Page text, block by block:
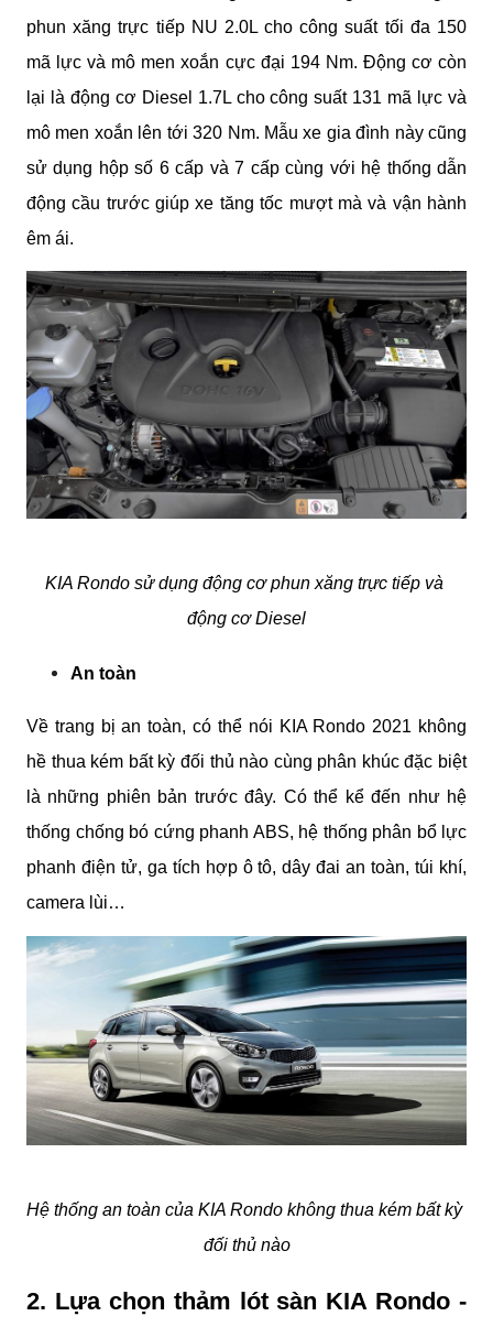
phun xăng trực tiếp NU 2.0L cho công suất tối đa 150
mã lực và mô men xoắn cực đại 194 Nm. Động cơ còn
lại là động cơ Diesel 1.7L cho công suất 131 mã lực và
mô men xoắn lên tới 320 Nm. Mẫu xe gia đình này cũng
sử dụng hộp số 6 cấp và 7 cấp cùng với hệ thống dẫn
động cầu trước giúp xe tăng tốc mượt mà và vận hành
êm ái.
KIA Rondo sử dụng động cơ phun xăng trực tiếp và
động cơ Diesel
An toàn
Về trang bị an toàn, có thể nói KIA Rondo 2021 không
hề thua kém bất kỳ đối thủ nào cùng phân khúc đặc biệt
là những phiên bản trước đây. Có thể kể đến như hệ
thống chống bó cứng phanh ABS, hệ thống phân bổ lực
phanh điện tử, ga tích hợp ô tô, dây đai an toàn, túi khí,
camera lùi…
Hệ thống an toàn của KIA Rondo không thua kém bất kỳ
đối thủ nào
2. Lựa chọn thảm lót sàn KIA Rondo -